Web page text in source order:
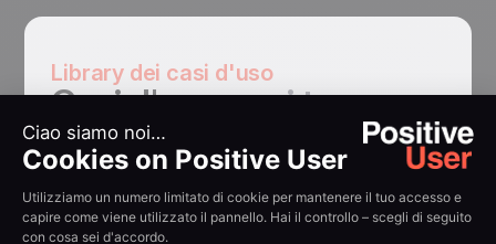
Library dei casi d'uso
Casi d'usoper i team
vendite